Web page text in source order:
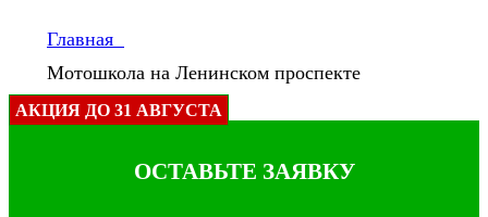
Главная
Мотошкола на Ленинском проспекте
АКЦИЯ ДО 31 АВГУСТА
ОСТАВЬТЕ ЗАЯВКУ